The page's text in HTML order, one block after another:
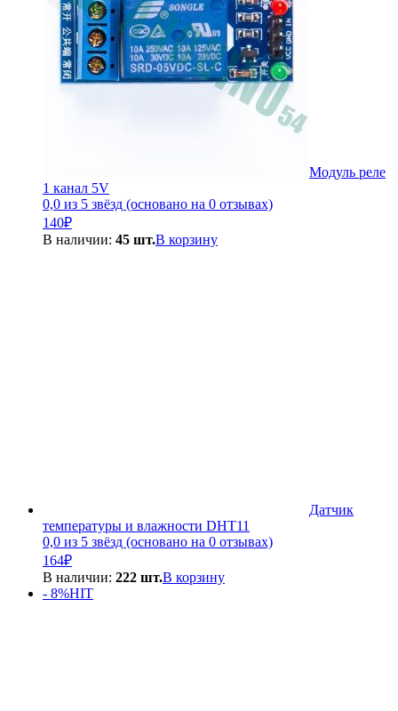
Модуль реле
1 канал 5V
0,0 из 5 звёзд (основано на 0 отзывах)
140₽
В наличии: 45 шт.В корзину
Датчик
температуры и влажности DHT11
0,0 из 5 звёзд (основано на 0 отзывах)
164₽
В наличии: 222 шт.В корзину
- 8%HIT